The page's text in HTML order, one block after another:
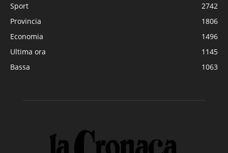
Sport
2742
Provincia
1806
Economia
1496
Ultima ora
1145
Bassa
1063